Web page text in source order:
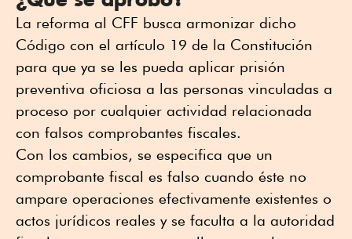
La reforma al CFF busca armonizar dicho
Código con el artículo 19 de la Constitución
para que ya se les pueda aplicar prisión
preventiva oficiosa a las personas vinculadas a
proceso por cualquier actividad relacionada
con falsos comprobantes fiscales.
Con los cambios, se especifica que un
comprobante fiscal es falso cuando éste no
ampare operaciones efectivamente existentes o
actos jurídicos reales y se faculta a la autoridad